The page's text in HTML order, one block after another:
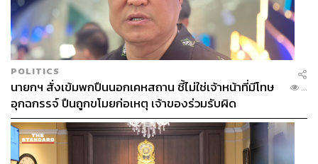
สิ่งสำคัญคือเราไม่ได้เปลี่ยนทุกอย่าง แต่ได้นำเสนอเมนูเดิม
ในรูปแบบใหม่ เพื่อดึงดูดใจคนรุ่นใหม่ ขณะเดียวกันก็ไม่
ทำให้ลูกค้าเก่ารู้สึกถูกทอดทิ้ง
POLITICS
นายกฯ สั่งเข้มพกปืนนอกเคหสถาน ชี้ไม่ใช่เจ้าหน้าที่มีโทษ
อุกฉกรรจ์ ปืนถูกขโมยก่อเหตุ เจ้าของร่วมรับผิด
...